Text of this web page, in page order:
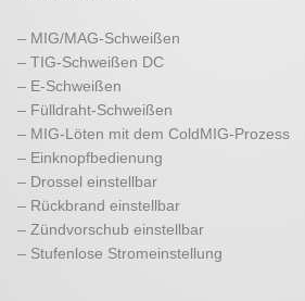
– MIG/MAG-Schweißen
– TIG-Schweißen DC
– E-Schweißen
– Fülldraht-Schweißen
– MIG-Löten mit dem ColdMIG-Prozess
– Einknopfbedienung
– Drossel einstellbar
– Rückbrand einstellbar
– Zündvorschub einstellbar
– Stufenlose Stromeinstellung